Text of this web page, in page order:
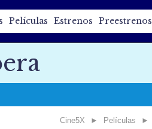
Películas Estrenos Preestrenos
Cine5X ► Películas ►